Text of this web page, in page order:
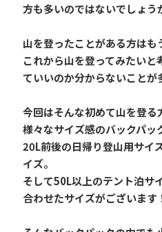
方も多いのではないでしょう
山を登ったことがある方は
これから山を登ってみたい
ていいのか分からないことが
今回はそんな初めて山を登る
様々なサイズ感のバックパッ
20L前後の日帰り登山用サイ
イズ。
そして50L以上のテント泊サ
合わせたサイズがございます